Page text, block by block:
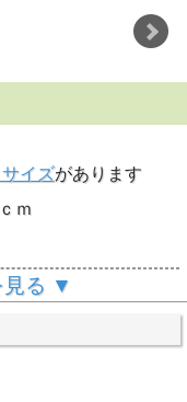
サイズがあります
ｍ
見る ▼